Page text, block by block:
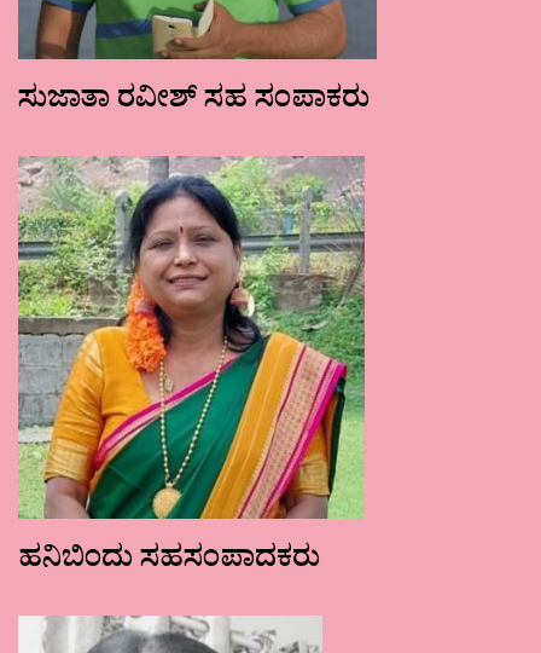
ಸುಜಾತಾ ರವೀಶ್ ಸಹ ಸಂಪಾಕರು
ಹನಿಬಿಂದು ಸಹಸಂಪಾದಕರು